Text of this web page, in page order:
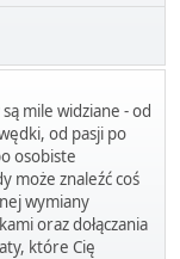
mile widziane - od
od pasji po
osobiste
może znaleźć coś
wymiany
oraz dołączania
które Cię